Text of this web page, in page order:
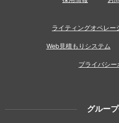
ライティングオペレー
Web見積もりシステム
プライバシー
グルー